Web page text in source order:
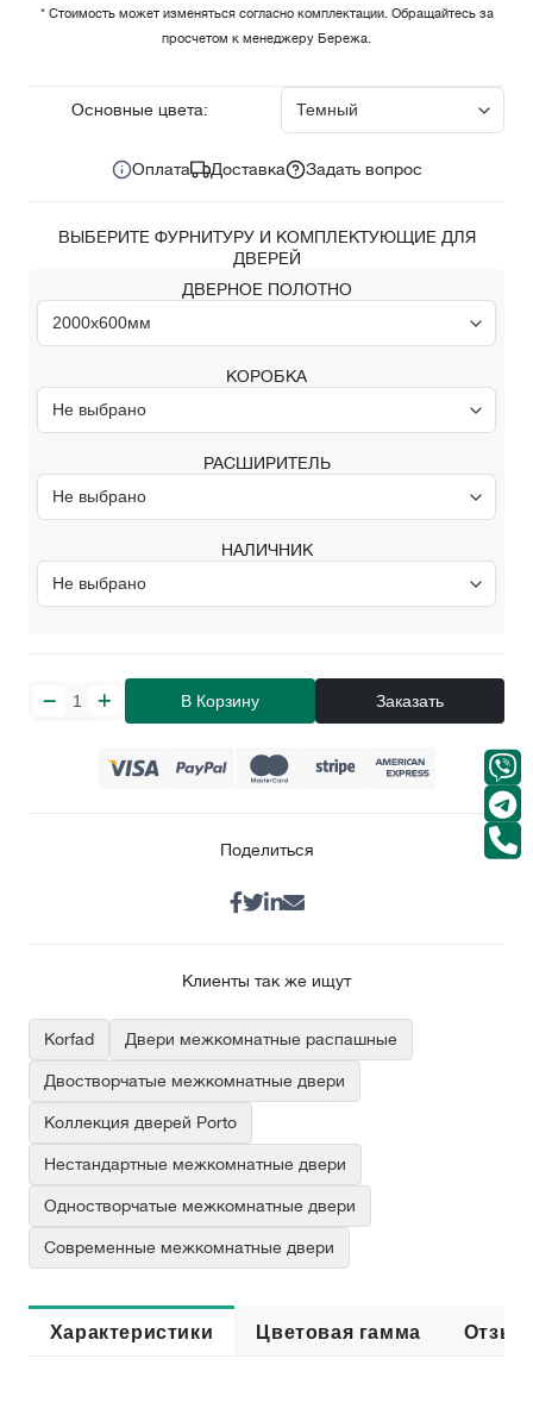
* Стоимость может изменяться согласно комплектации. Обращайтесь за
просчетом к менеджеру Бережа.
Основные цвета:
Оплата Доставка Задать вопрос
ВЫБЕРИТЕ ФУРНИТУРУ И КОМПЛЕКТУЮЩИЕ ДЛЯ
ДВЕРЕЙ
ДВЕРНОЕ ПОЛОТНО
КОРОБКА
РАСШИРИТЕЛЬ
НАЛИЧНИК
В Корзину Заказать
Поделиться
Клиенты так же ищут
Korfad Двери межкомнатные распашные
Двостворчатые межкомнатные двери
Коллекция дверей Porto
Нестандартные межкомнатные двери
Одностворчатые межкомнатные двери
Современные межкомнатные двери
Характеристики Цветовая гамма